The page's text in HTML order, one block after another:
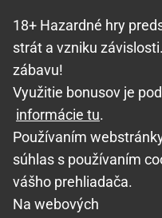
18+ Hazardné hry
strát a vzniku závislosti.
zábavu!
Využitie bonusov je
informácie tu.
Používaním
súhlas s používaním
vášho prehliadača.
Na webových